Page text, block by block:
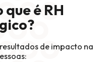
é RH
de impacto na